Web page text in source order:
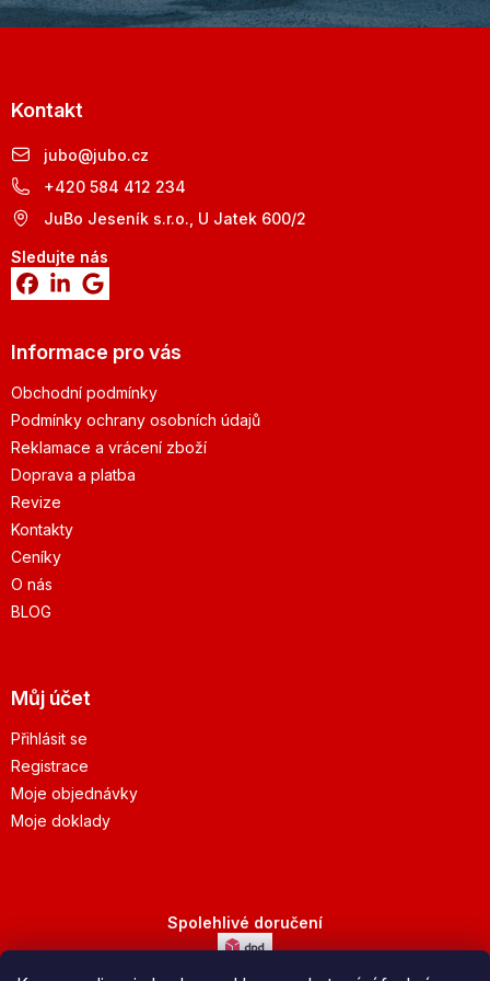
Kontakt
jubo@jubo.cz
+420 584 412 234
JuBo Jeseník s.r.o., U Jatek 600/2
Sledujte nás
Informace pro vás
Obchodní podmínky
Podmínky ochrany osobních údajů
Reklamace a vrácení zboží
Doprava a platba
Revize
Kontakty
Ceníky
O nás
BLOG
Můj účet
Přihlásit se
Registrace
Moje objednávky
Moje doklady
Spolehlivé doručení